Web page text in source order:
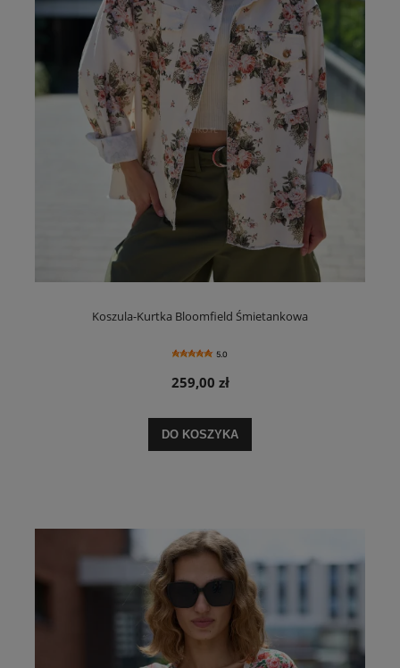
Koszula-Kurtka Bloomfield Śmietankowa
5.0
259,00 zł
DO KOSZYKA